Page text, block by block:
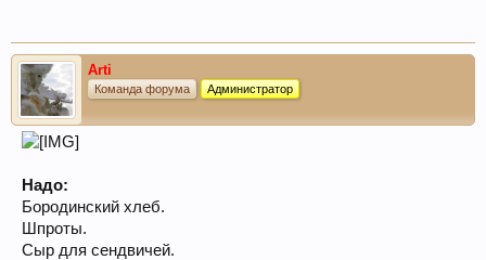
Arti
Команда форума Администратор
Надо:
Бородинский хлеб.
Шпроты.
Сыр для сендвичей.